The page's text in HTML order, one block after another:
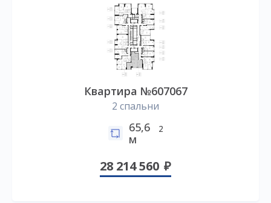
Квартира №607067
2 спальни
65,6
м
2
28 214 560